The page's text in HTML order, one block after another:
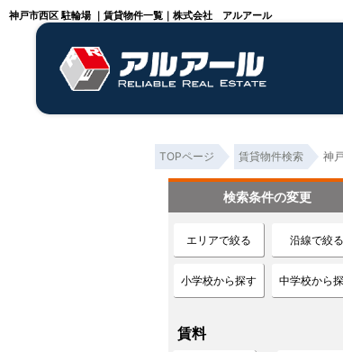
神戸市西区 駐輪場 ｜賃貸物件一覧｜株式会社 アルアール
TOPページ 賃貸物件検索 神
検索条件の変更
エリアで絞る 沿線で絞る
小学校から探す 中学校から
賃料